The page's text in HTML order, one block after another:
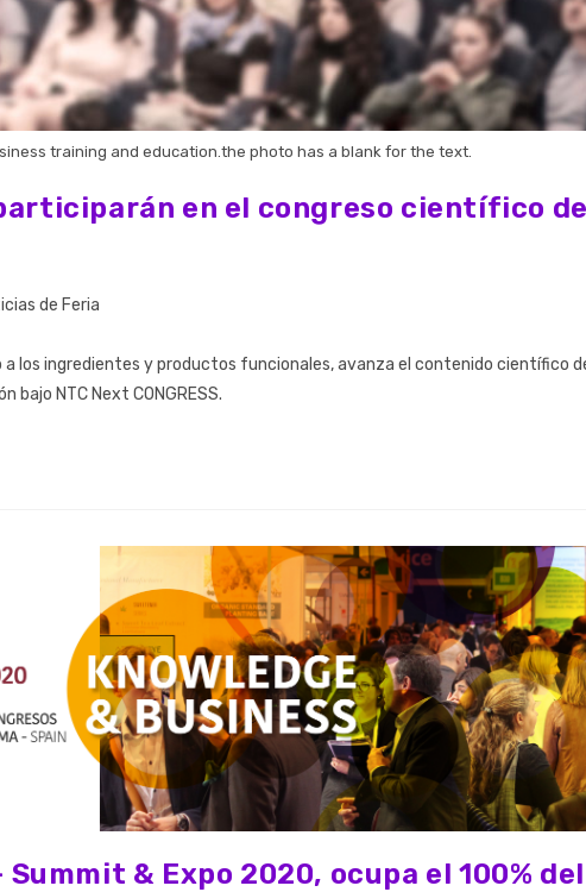
training and education.the photo has a blank for the text.
en el congreso científico
de Feria
a los ingredientes y productos funcionales, avanza el contenido científico
bajo NTC Next CONGRESS.
Summit & Expo 2020, ocupa el 100% del